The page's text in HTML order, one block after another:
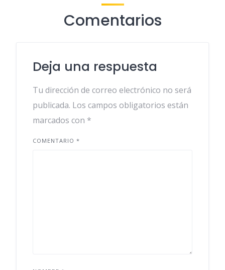
Comentarios
Deja una respuesta
Tu dirección de correo electrónico no será
publicada. Los campos obligatorios están
marcados con *
COMENTARIO *